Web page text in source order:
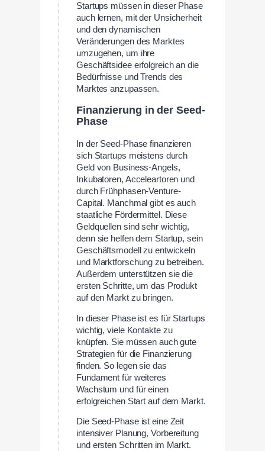
Startups müssen in dieser Phase
auch lernen, mit der Unsicherheit
und den dynamischen
Veränderungen des Marktes
umzugehen, um ihre
Geschäftsidee erfolgreich an die
Bedürfnisse und Trends des
Marktes anzupassen.
Finanzierung in der Seed-
Phase
In der Seed-Phase finanzieren
sich Startups meistens durch
Geld von Business-Angels,
Inkubatoren, Acceleartoren und
durch Frühphasen-Venture-
Capital. Manchmal gibt es auch
staatliche Fördermittel. Diese
Geldquellen sind sehr wichtig,
denn sie helfen dem Startup, sein
Geschäftsmodell zu entwickeln
und Marktforschung zu betreiben.
Außerdem unterstützen sie die
ersten Schritte, um das Produkt
auf den Markt zu bringen.
In dieser Phase ist es für Startups
wichtig, viele Kontakte zu
knüpfen. Sie müssen auch gute
Strategien für die Finanzierung
finden. So legen sie das
Fundament für weiteres
Wachstum und für einen
erfolgreichen Start auf dem Markt.
Die Seed-Phase ist eine Zeit
intensiver Planung, Vorbereitung
und ersten Schritten im Markt.